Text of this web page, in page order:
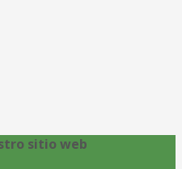
sitio web